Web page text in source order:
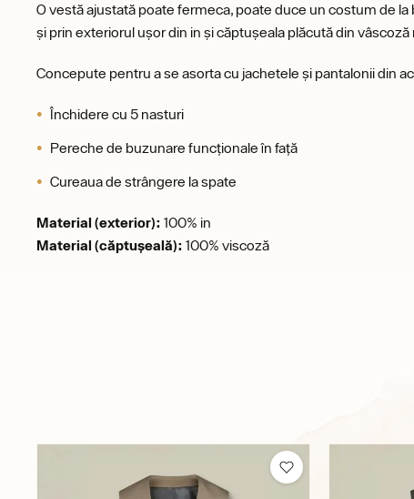
O vestă ajustată poate fermeca, poate duce un costum de
și prin exteriorul ușor din in și căptușeala plăcută din vâscoză
Concepute pentru a se asorta cu jachetele și pantalonii din
Închidere cu 5 nasturi
Pereche de buzunare funcționale în față
Cureaua de strângere la spate
Material (exterior): 100% in
Material (căptușeală): 100% viscoză